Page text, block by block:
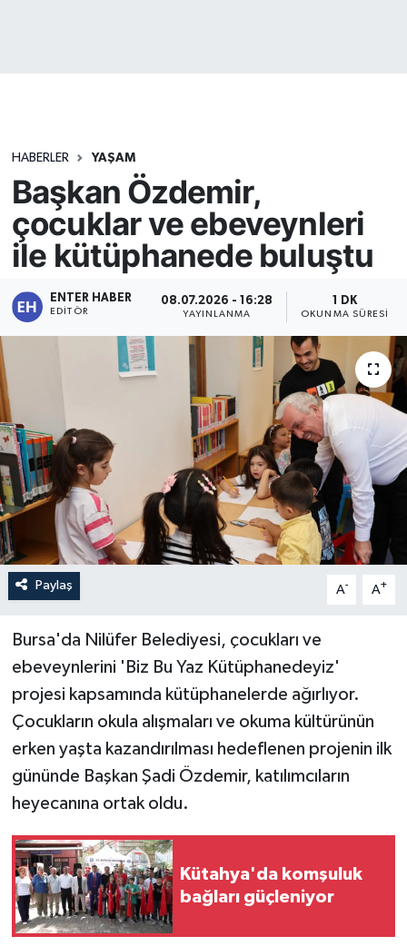
HABERLER YAŞAM
Başkan Özdemir,
çocuklar ve ebeveynleri
ile kütüphanede buluştu
ENTER HABER
EDITÖR
08.07.2026 - 16:28
YAYINLANMA
1 DK
OKUNMA SÜRESI
Paylaş A- A+
Bursa'da Nilüfer Belediyesi, çocukları ve
ebeveynlerini 'Biz Bu Yaz Kütüphanedeyiz'
projesi kapsamında kütüphanelerde ağırlıyor.
Çocukların okula alışmaları ve okuma kültürünün
erken yaşta kazandırılması hedeflenen projenin ilk
gününde Başkan Şadi Özdemir, katılımcıların
heyecanına ortak oldu.
Kütahya'da komşuluk
bağları güçleniyor